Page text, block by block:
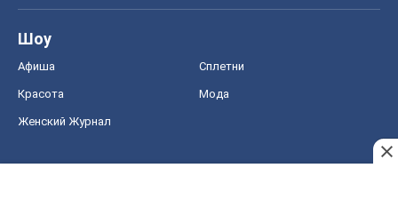
Шоу
Афиша Сплетни
Красота Мода
Женский Журнал